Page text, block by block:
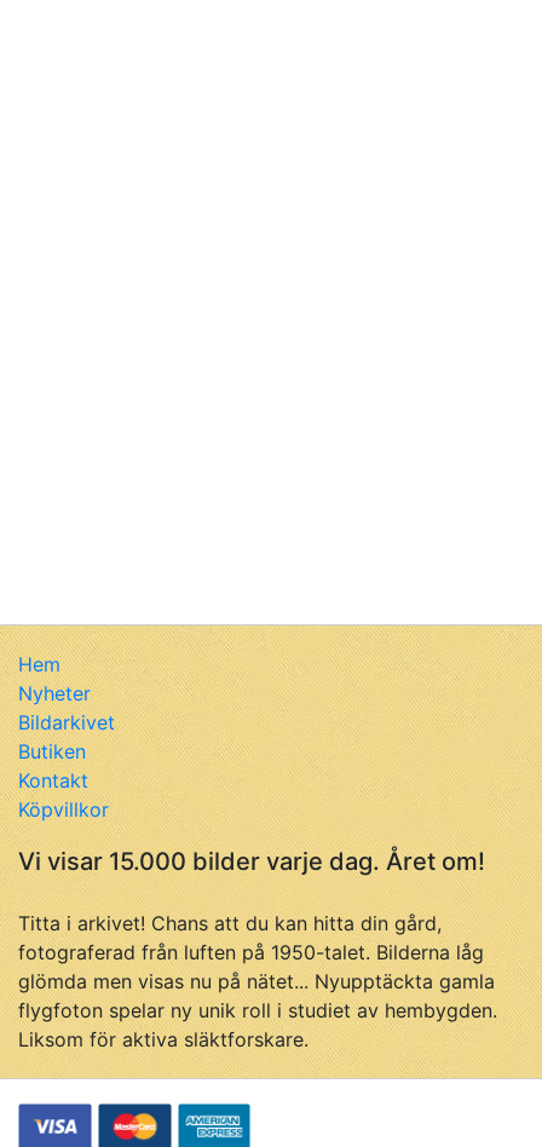
Hem
Nyheter
Bildarkivet
Butiken
Kontakt
Köpvillkor
Vi visar 15.000 bilder varje dag. Året om!
Titta i arkivet! Chans att du kan hitta din gård,
fotograferad från luften på 1950-talet. Bilderna låg
glömda men visas nu på nätet... Nyupptäckta gamla
flygfoton spelar ny unik roll i studiet av hembygden.
Liksom för aktiva släktforskare.